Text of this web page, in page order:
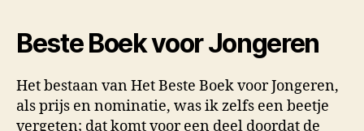
Beste Boek voor Jongeren
Het bestaan van Het Beste Boek voor Jongeren,
als prijs en nominatie, was ik zelfs een beetje
vergeten; dat komt voor een deel doordat de